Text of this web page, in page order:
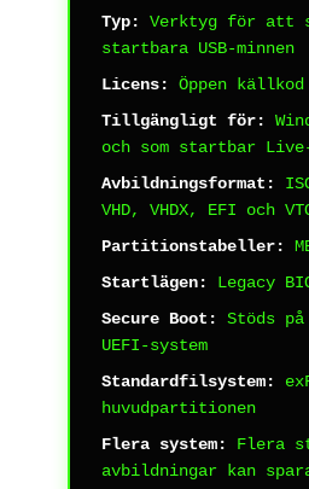
Typ:
Verktyg för att
startbara USB-minnen
Licens:
Öppen källkod
Tillgängligt för:
och som startbar Live-
Avbildningsformat:
VHD, VHDX, EFI och
Partitionstabeller:
Startlägen:
Legacy
Secure Boot:
Stöds
UEFI-system
Standardfilsystem:
huvudpartitionen
Flera system:
Flera
avbildningar kan